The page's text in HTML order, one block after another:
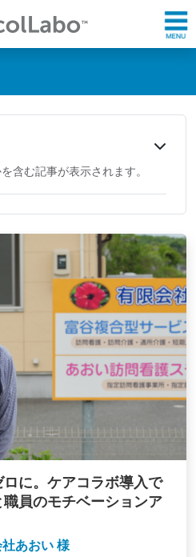
含む記事が表示されます。
に。ケアコラボ導入で
員のモチベーションア
あおい 様